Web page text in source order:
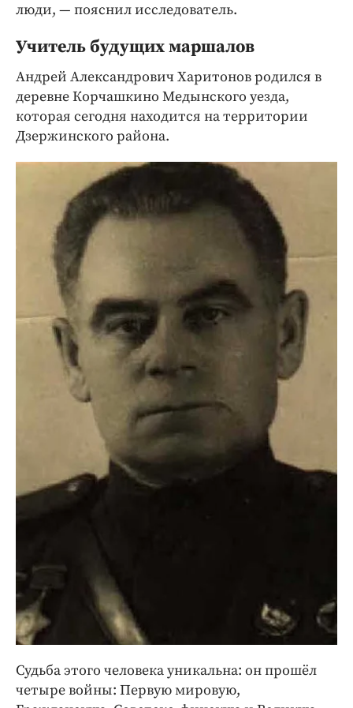
люди, — пояснил исследователь.
Учитель будущих маршалов
Андрей Александрович Харитонов родился в
деревне Корчашкино Медынского уезда,
которая сегодня находится на территории
Дзержинского района.
Судьба этого человека уникальна: он прошёл
четыре войны: Первую мировую,